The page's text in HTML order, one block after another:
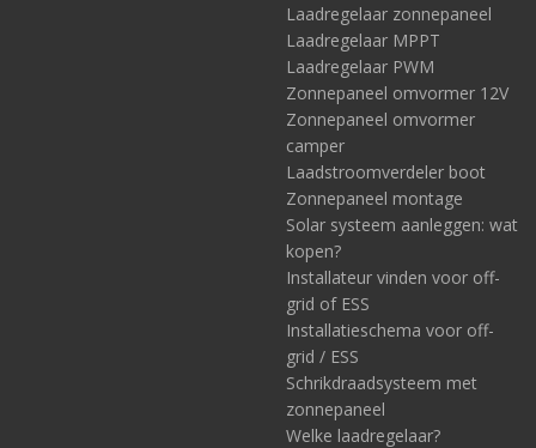
Welke groepenkast is geschikt om het 230V net in bijvoorbeeld
de camper te beveiligen? Wij adviseren daarvoor bijvoorbeeld
Laadregelaar zonnepaneel
Laadregelaar MPPT
Laadregelaar PWM
Zonnepaneel omvormer 12V
Zonnepaneel omvormer
camper
Laadstroomverdeler boot
Zonnepaneel montage
Solar systeem aanleggen: wat
kopen?
Installateur vinden voor off-
grid of ESS
Installatieschema voor off-
grid / ESS
Schrikdraadsysteem met
zonnepaneel
Welke laadregelaar?